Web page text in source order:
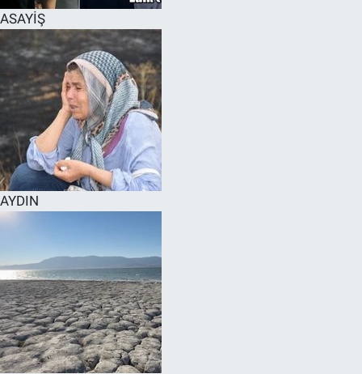
ASAYİŞ
AYDIN